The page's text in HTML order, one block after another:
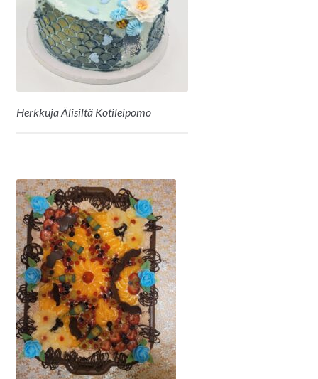
Herkkuja Älisiltä Kotileipomo